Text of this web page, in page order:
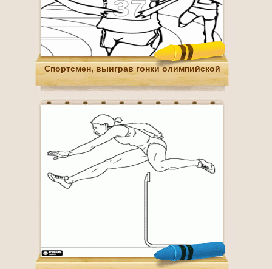
Спортсмен, выиграв гонки олимпийской